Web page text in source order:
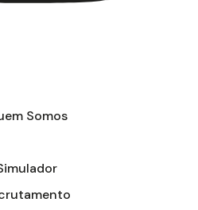
Somos